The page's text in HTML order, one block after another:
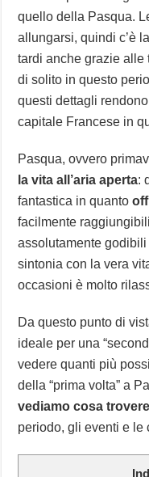
quello della Pasqua.
allungarsi, quindi c’è
tardi anche grazie alle
di solito in questo
questi dettagli
capitale Francese in
Pasqua, ovvero
la vita all’aria aperta:
fantastica in quanto
facilmente
assolutamente
sintonia con la vera
occasioni è molto
Da questo punto di
ideale per una
vedere quanti più
della “prima volta” a
vediamo cosa
periodo, gli eventi e le